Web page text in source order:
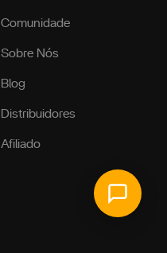
Comunidade
Sobre Nós
Blog
Distribuidores
Afiliado